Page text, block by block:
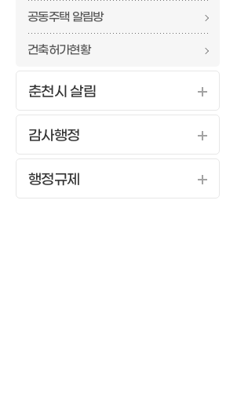
공동주택 알림방
건축허가현황
춘천시 살림
감사행정
행정규제